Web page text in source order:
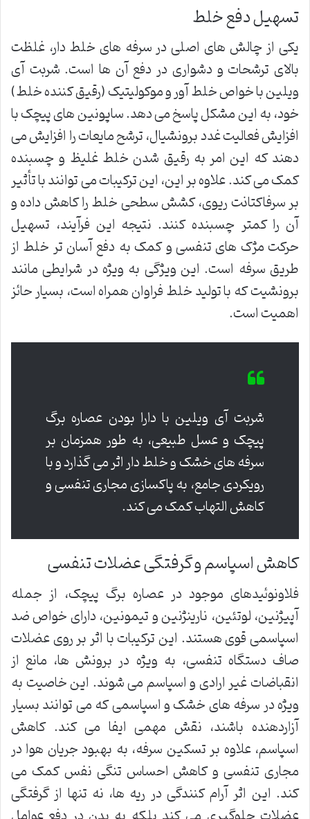
تسهیل دفع خلط
یکی از چالش های اصلی در سرفه های خلط دار، غلظت
بالای ترشحات و دشواری در دفع آن ها است. شربت آی
ویلین با خواص خلط آور و موکولیتیک (رقیق کننده خلط)
خود، به این مشکل پاسخ می دهد. ساپونین های پیچک با
افزایش فعالیت غدد برونشیال، ترشح مایعات را افزایش می
دهند که این امر به رقیق شدن خلط غلیظ و چسبنده
کمک می کند. علاوه بر این، این ترکیبات می توانند با تأثیر
بر سرفاکتانت ریوی، کشش سطحی خلط را کاهش داده و
آن را کمتر چسبنده کنند. نتیجه این فرآیند، تسهیل
حرکت مژک های تنفسی و کمک به دفع آسان تر خلط از
طریق سرفه است. این ویژگی به ویژه در شرایطی مانند
برونشیت که با تولید خلط فراوان همراه است، بسیار حائز
اهمیت است.
شربت آی ویلین با دارا بودن عصاره برگ
پیچک و عسل طبیعی، به طور همزمان بر
سرفه های خشک و خلط دار اثر می گذارد و با
رویکردی جامع، به پاکسازی مجاری تنفسی و
کاهش التهاب کمک می کند.
کاهش اسپاسم و گرفتگی عضلات تنفسی
فلاونوئیدهای موجود در عصاره برگ پیچک، از جمله
آپیژنین، لوتئین، نارینژنین و تیمونین، دارای خواص ضد
اسپاسمی قوی هستند. این ترکیبات با اثر بر روی عضلات
صاف دستگاه تنفسی، به ویژه در برونش ها، مانع از
انقباضات غیر ارادی و اسپاسم می شوند. این خاصیت به
ویژه در سرفه های خشک و اسپاسمی که می توانند بسیار
آزاردهنده باشند، نقش مهمی ایفا می کند. کاهش
اسپاسم، علاوه بر تسکین سرفه، به بهبود جریان هوا در
مجاری تنفسی و کاهش احساس تنگی نفس کمک می
کند. این اثر آرام کنندگی در ریه ها، نه تنها از گرفتگی